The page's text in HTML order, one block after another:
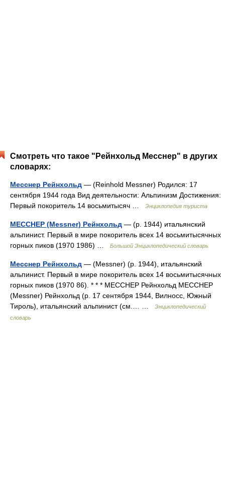
Смотреть что такое "Рейнхольд Месснер" в других
словарях:
Месснер Рейнхольд — (Reinhold Messner) Родился: 17
сентября 1944 года Вид деятельности: Альпинизм Достижения:
Первый покоритель 14 восьмитысяч …
Энциклопедия туриста
МЕССНЕР (Messner) Рейнхольд — (р. 1944) итальянский
альпинист. Первый в мире покоритель всех 14 восьмитысячных
горных пиков (1970 1986) …
Большой Энциклопедический словарь
Месснер Рейнхольд — (Messner) (р. 1944), итальянский
альпинист. Первый в мире покоритель всех 14 восьмитысячных
горных пиков (1970 86). * * * МЕССНЕР Рейнхольд МЕССНЕР
(Messner) Рейнхольд (р. 17 сентября 1944, Вилносс, Южный
Тироль), итальянский альпинист (см.… …
Энциклопедический
словарь